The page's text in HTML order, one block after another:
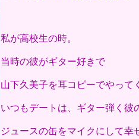
私が高校生の時。
当時の彼がギター好きで
山下久美子を耳コピーでやって
いつもデートは、ギター弾く彼
ジュースの缶をマイクにして幸